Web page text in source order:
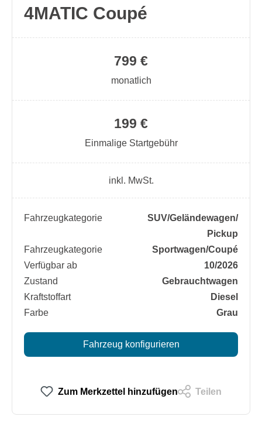
4MATIC Coupé
199 €
Einmalige Startgebühr
799 €
monatlich
inkl. MwSt.
Fahrzeugkategorie
SUV/​Geländewagen/​
Pickup
Fahrzeugkategorie
Sportwagen/​Coupé
Verfügbar ab
10/2026
Zustand
Gebrauchtwagen
Kraftstoffart
Diesel
Farbe
Grau
Fahrzeug konfigurieren
Zum Merkzettel hinzufügen Teilen